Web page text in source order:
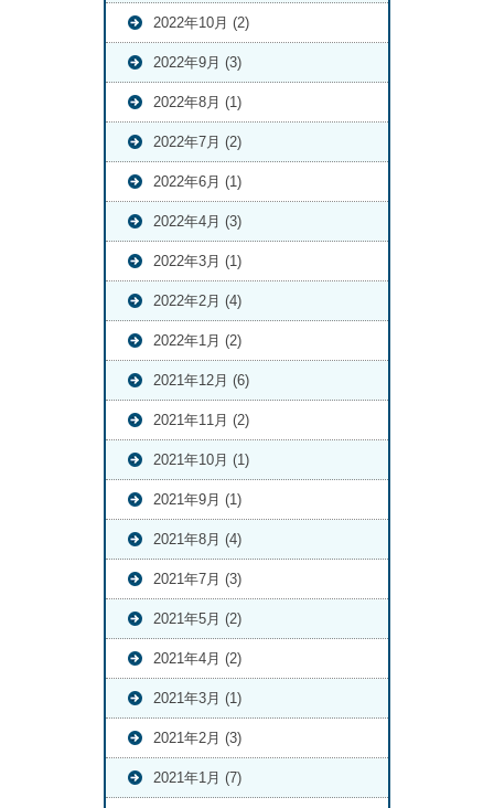
2022年10月 (2)
2022年9月 (3)
2022年8月 (1)
2022年7月 (2)
2022年6月 (1)
2022年4月 (3)
2022年3月 (1)
2022年2月 (4)
2022年1月 (2)
2021年12月 (6)
2021年11月 (2)
2021年10月 (1)
2021年9月 (1)
2021年8月 (4)
2021年7月 (3)
2021年5月 (2)
2021年4月 (2)
2021年3月 (1)
2021年2月 (3)
2021年1月 (7)